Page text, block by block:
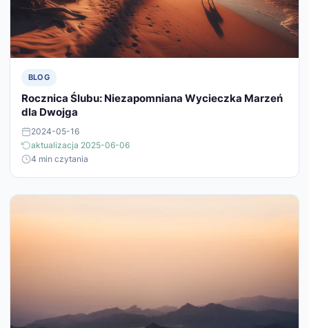
BLOG
Rocznica Ślubu: Niezapomniana Wycieczka Marzeń
dla Dwojga
2024-05-16
aktualizacja 2025-06-06
4 min czytania